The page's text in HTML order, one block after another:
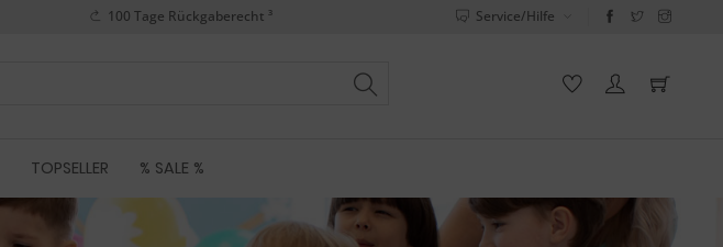
100 Tage Rückgaberecht ³ Service/Hilfe
TOPSELLER % SALE %